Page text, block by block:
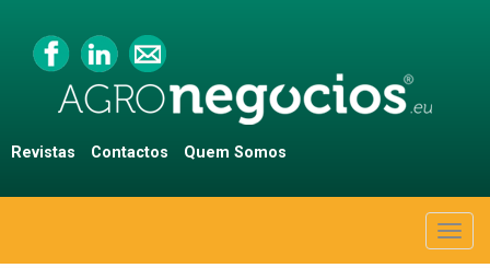
Revistas Contactos Quem Somos